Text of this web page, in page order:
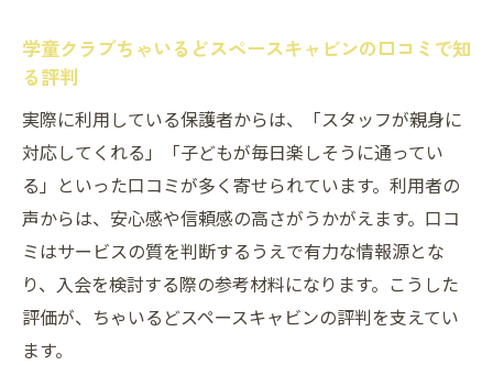
初めての契約でも安心な学童クラブちゃいるど
スペースキャビンの魅力
初めての方も安心な学童クラブちゃいるど
スペースキャビンのサポート
学童クラブちゃいるどスペースキャビンの
契約サポート体制を解説
学童クラブちゃいるどスペースキャビン初
利用者の不安を払拭
学童クラブちゃいるどスペースキャビンの
学童クラブちゃいるどスペースキャビンの口コミで知
る評判
実際に利用している保護者からは、「スタッフが親身に
対応してくれる」「子どもが毎日楽しそうに通ってい
る」といった口コミが多く寄せられています。利用者の
声からは、安心感や信頼感の高さがうかがえます。口コ
ミはサービスの質を判断するうえで有力な情報源とな
り、入会を検討する際の参考材料になります。こうした
評価が、ちゃいるどスペースキャビンの評判を支えてい
ます。